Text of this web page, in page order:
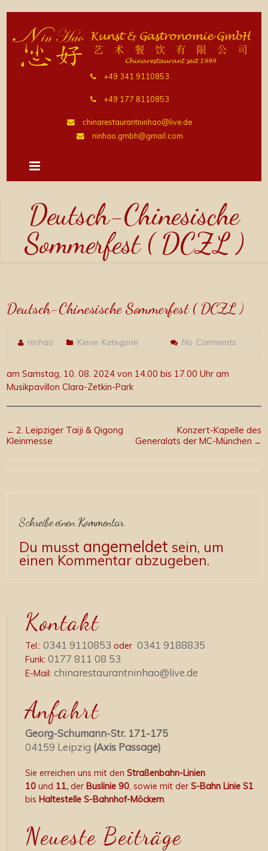
+49 341 9110853
+49 177 8110853
chinarestaurantninhao@live.de
ninhao.gmbh@gmail.com
Deutsch-Chinesische
Sommerfest ( DCZL )
Deutsch-Chinesische Sommerfest ( DCZL )
ninhao Keine Kategorie No Comments
am Samstag, 10. 08. 2024 von 14.00 bis 17.00 Uhr am
Musikpavillon Clara-Zetkin-Park
←2. Leipziger Taiji & Qigong
Kleinmesse
Konzert-Kapelle des
Generalats der MC-München →
Schreibe einen Kommentar
Du musst angemeldet sein, um
einen Kommentar abzugeben.
Kontakt
Tel.:0341 9110853 oder0341 9188835
Funk:0177 811 08 53
E-Mail:chinarestaurantninhao@live.de
Anfahrt
Georg-Schumann-Str. 171-175
04159 Leipzig (Axis Passage)
Sie erreichen uns mit denStraßenbahn-Linien
10und 11,derBuslinie 90, sowie mit derS-Bahn Linie S1
bisHaltestelle S-Bahnhof-Möckern.
Neueste Beiträge